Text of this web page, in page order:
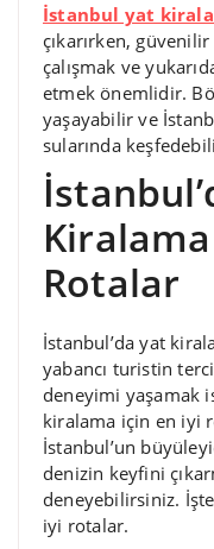
İstanbul yat
çıkarırken,
çalışmak ve
etmek önemlidir.
yaşayabilir ve
sularında
Rotalar
İstanbul’da yat
yabancı turistin
deneyimi yaşamak
kiralama için en iyi
İstanbul’un
denizin keyfini
deneyebilirsiniz.
iyi rotalar.